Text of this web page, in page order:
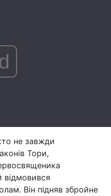
Туризм
Статті
Думки
не завжди
Тори,
відмовився
Він підняв збройне